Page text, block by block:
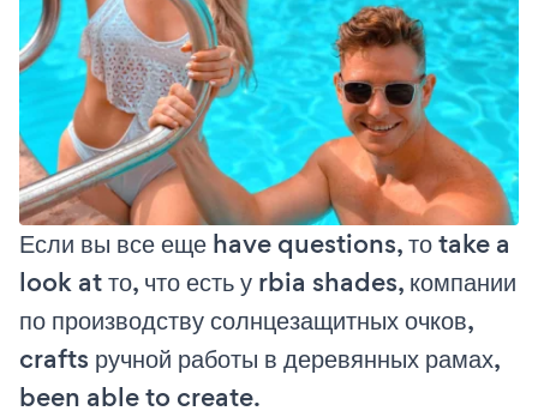
Если вы все еще have questions, то take a
look at то, что есть у rbia shades, компании
по производству солнцезащитных очков,
crafts ручной работы в деревянных рамах,
been able to create.